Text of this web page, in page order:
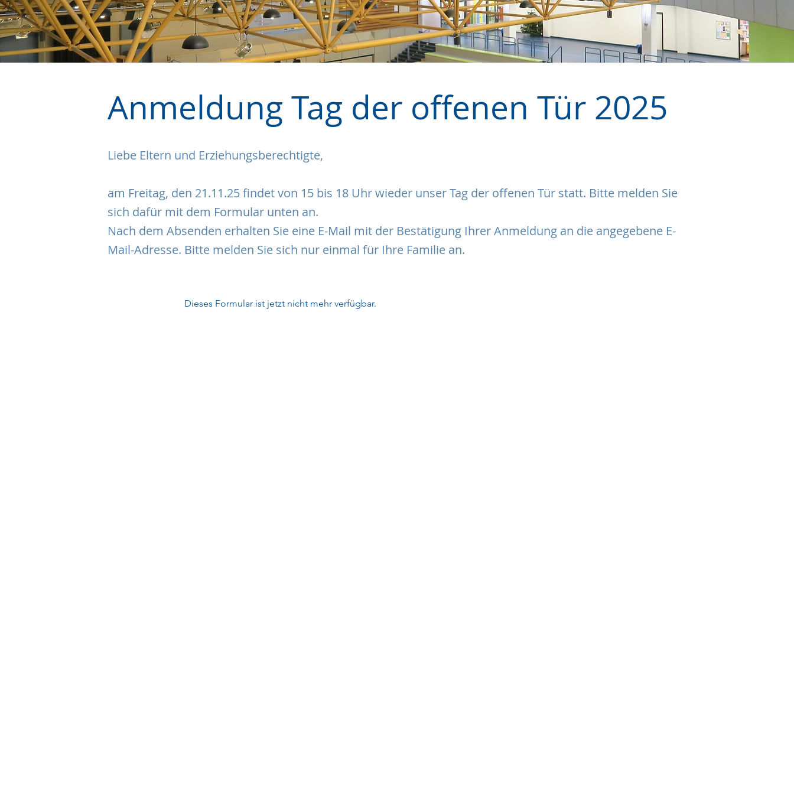
Anmeldung Tag der offenen Tür 2025
Liebe Eltern und Erziehungsberechtigte,
am Freitag, den 21.11.25 findet von 15 bis 18 Uhr wieder unser Tag der offenen Tür statt. Bitte melden Sie
sich dafür mit dem Formular unten an.
Nach dem Absenden erhalten Sie eine E-Mail mit der Bestätigung Ihrer Anmeldung an die angegebene E-
Mail-Adresse. Bitte melden Sie sich nur einmal für Ihre Familie an.
Dieses Formular ist jetzt nicht mehr verfügbar.